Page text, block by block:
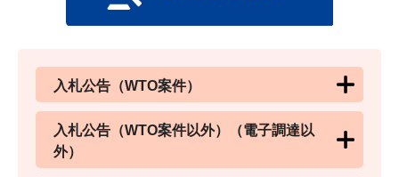
入札公告（WTO案件）
入札公告（WTO案件以外）（電子調達以
外）